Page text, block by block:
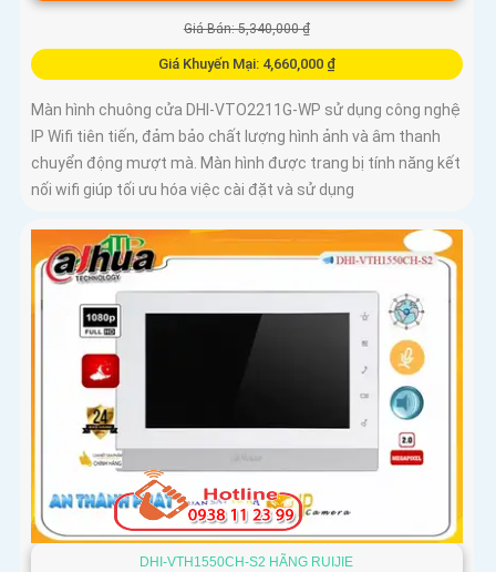
Giá Bán: 5,340,000 ₫
Giá Khuyến Mại: 4,660,000 ₫
Màn hình chuông cửa DHI-VTO2211G-WP sử dụng công nghệ
IP Wifi tiên tiến, đảm bảo chất lượng hình ảnh và âm thanh
chuyển động mượt mà. Màn hình được trang bị tính năng kết
nối wifi giúp tối ưu hóa việc cài đặt và sử dụng
DHI-VTH1550CH-S2 HÃNG RUIJIE